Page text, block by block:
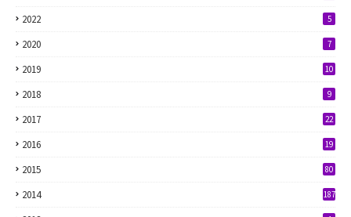
2022 5
2020 7
2019 10
2018 9
2017 22
2016 19
2015 80
2014 187